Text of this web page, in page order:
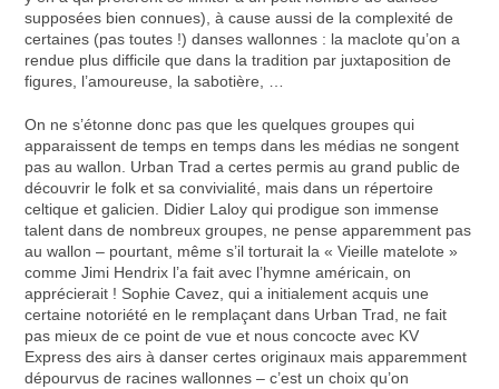
supposées bien connues), à cause aussi de la complexité de
certaines (pas toutes !) danses wallonnes : la maclote qu’on a
rendue plus difficile que dans la tradition par juxtaposition de
figures, l’amoureuse, la sabotière, …
On ne s’étonne donc pas que les quelques groupes qui
apparaissent de temps en temps dans les médias ne songent
pas au wallon. Urban Trad a certes permis au grand public de
découvrir le folk et sa convivialité, mais dans un répertoire
celtique et galicien. Didier Laloy qui prodigue son immense
talent dans de nombreux groupes, ne pense apparemment pas
au wallon – pourtant, même s’il torturait la « Vieille matelote »
comme Jimi Hendrix l’a fait avec l’hymne américain, on
apprécierait ! Sophie Cavez, qui a initialement acquis une
certaine notoriété en le remplaçant dans Urban Trad, ne fait
pas mieux de ce point de vue et nous concocte avec KV
Express des airs à danser certes originaux mais apparemment
dépourvus de racines wallonnes – c’est un choix qu’on